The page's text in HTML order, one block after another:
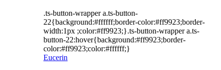
.ts-button-wrapper a.ts-button-
22{background:#ffffff;border-color:#ff9923;border-
width:1px ;color:#ff9923;}.ts-button-wrapper a.ts-
button-22:hover{background:#ff9923;border-
color:#ff9923;color:#ffffff;}
Eucerin